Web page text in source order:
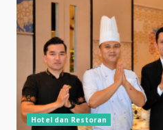
Hotel dan Restoran